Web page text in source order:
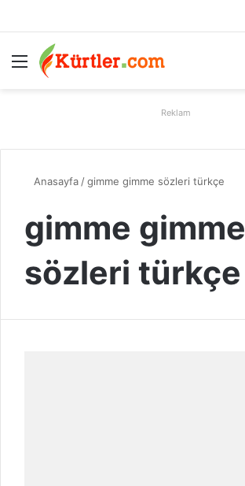
Menü
Reklam
Anasayfa /gimme gimme sözleri türkçe
gimme gimme
sözleri türkçe